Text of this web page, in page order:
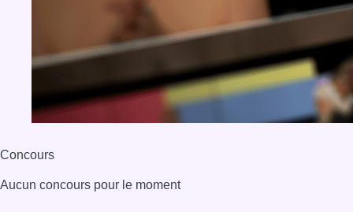
Concours
Aucun concours pour le moment